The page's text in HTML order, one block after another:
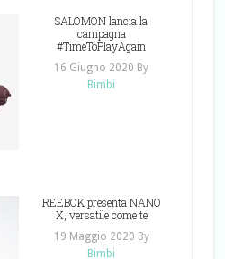
SALOMON lancia la
campagna
#TimeToPlayAgain
16 Giugno 2020 By
Bimbi
REEBOK presenta NANO
X, versatile come te
19 Maggio 2020 By
Bimbi